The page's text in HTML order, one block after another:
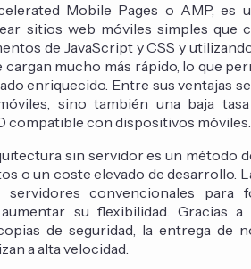
Mobile Pages o AMP, es
sitios web móviles simples que
de JavaScript y CSS y
cargan mucho más rápido, lo que
enriquecido. Entre sus ventajas
sino también una baja
compatible con dispositivos móviles.
sin servidor es un método
o un coste elevado de desarrollo.
servidores convencionales para
su flexibilidad. Gracias
de seguridad, la entrega de
a alta velocidad.